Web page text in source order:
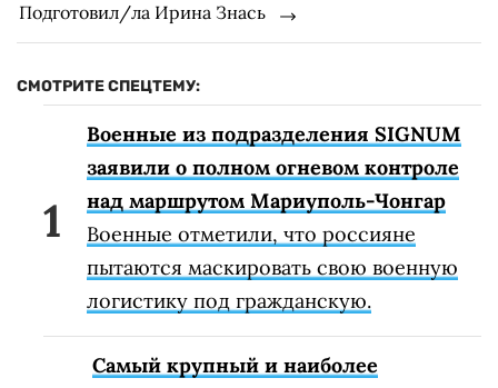
Подготовил/ла Ирина Знась
СМОТРИТЕ СПЕЦТЕМУ:
Военные из подразделения SIGNUM
заявили о полном огневом контроле
над маршрутом Мариуполь-Чонгар
Военные отметили, что россияне
пытаются маскировать свою военную
логистику под гражданскую.
Самый крупный и наиболее